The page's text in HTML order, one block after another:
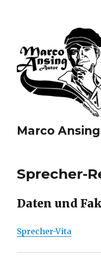
Marco Ansing
Sprecher-
Daten und
Sprecher-Vita